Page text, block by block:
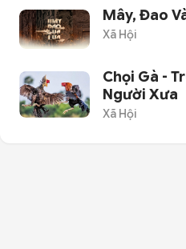
Mây, Đao
Xã Hội
Chọi Gà -
Người Xưa
Xã Hội